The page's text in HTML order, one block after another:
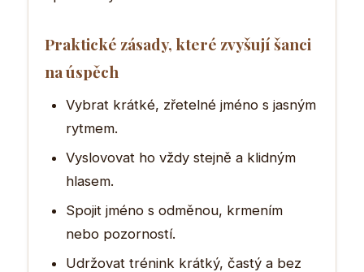
Praktické zásady, které zvyšují šanci
na úspěch
Vybrat krátké, zřetelné jméno s jasným
rytmem.
Vyslovovat ho vždy stejně a klidným
hlasem.
Spojit jméno s odměnou, krmením
nebo pozorností.
Udržovat trénink krátký, častý a bez